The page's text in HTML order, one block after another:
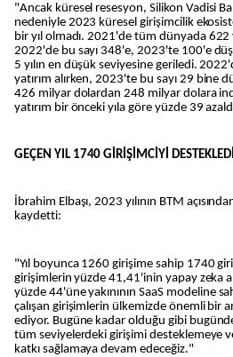
"Ancak küresel resesyon, Silikon Vadisi
nedeniyle 2023 küresel girişimcilik
bir yıl olmadı. 2021'de tüm dünyada 622
2022'de bu sayı 348'e, 2023'te 100'e
5 yılın en düşük seviyesine geriledi.
yatırım alırken, 2023'te bu sayı 29 bine
426 milyar dolardan 248 milyar dolara
yatırım bir önceki yıla göre yüzde 39
GEÇEN YIL 1740 GİRİŞİMCİYİ
İbrahim Elbaşı, 2023 yılının BTM
kaydetti:
"Yıl boyunca 1260 girişime sahip 1740
girişimlerin yüzde 41,41'inin yapay zeka
yüzde 44'üne yakınının SaaS modeline
çalışan girişimlerin ülkemizde önemli bir
ediyor. Bugüne kadar olduğu gibi
tüm seviyelerdeki girişimi desteklemeye
katkı sağlamaya devam edeceğiz."